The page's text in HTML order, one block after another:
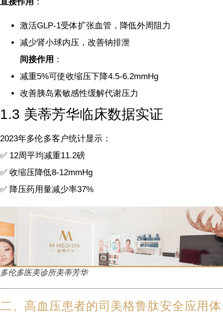
激活GLP-1受体扩张血管，降低外周阻力
减少肾小球内压，改善钠排泄
间接作用 ：
减重5%可使收缩压下降4.5-6.2mmHg
改善胰岛素敏感性缓解代谢压力
1.3 美蒂芳华临床数据实证
2023年多伦多客户统计显示：
✅ 12周平均减重11.2磅
✅ 收缩压降低8-12mmHg
✅ 降压药用量减少率37%
多伦多医美诊所美蒂芳华
二、高血压患者的司美格鲁肽安全应用体